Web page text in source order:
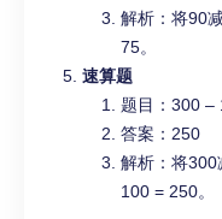
解析：将90
75。
速算题
题目：300 –
答案：250
解析：将
100 = 250。